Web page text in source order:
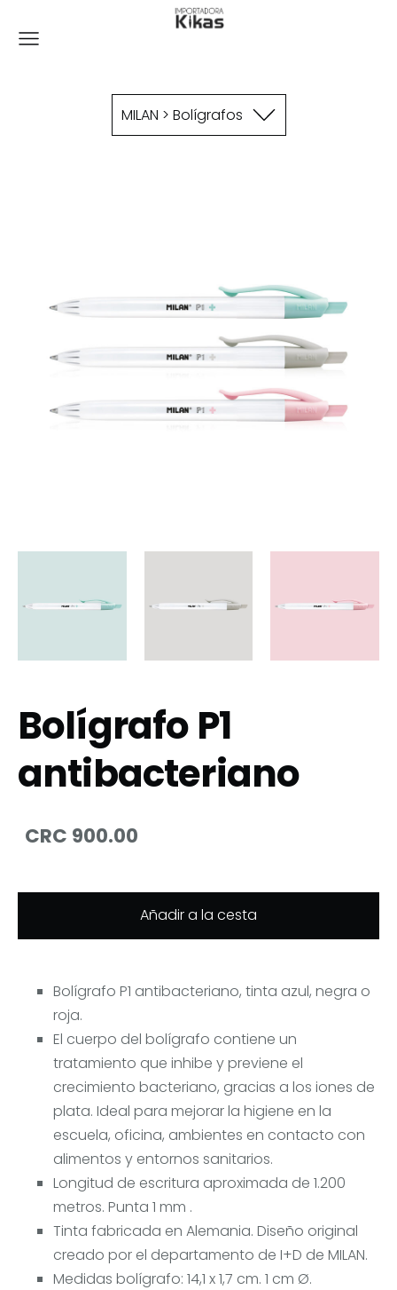
MILAN > Bolígrafos
Bolígrafo P1
antibacteriano
CRC 900.00
Añadir a la cesta
Bolígrafo P1 antibacteriano, tinta azul, negra o
roja.
El cuerpo del bolígrafo contiene un
tratamiento que inhibe y previene el
crecimiento bacteriano, gracias a los iones de
plata. Ideal para mejorar la higiene en la
escuela, oficina, ambientes en contacto con
alimentos y entornos sanitarios.
Longitud de escritura aproximada de 1.200
metros. Punta 1 mm .
Tinta fabricada en Alemania. Diseño original
creado por el departamento de I+D de MILAN.
Medidas bolígrafo: 14,1 x 1,7 cm. 1 cm Ø.